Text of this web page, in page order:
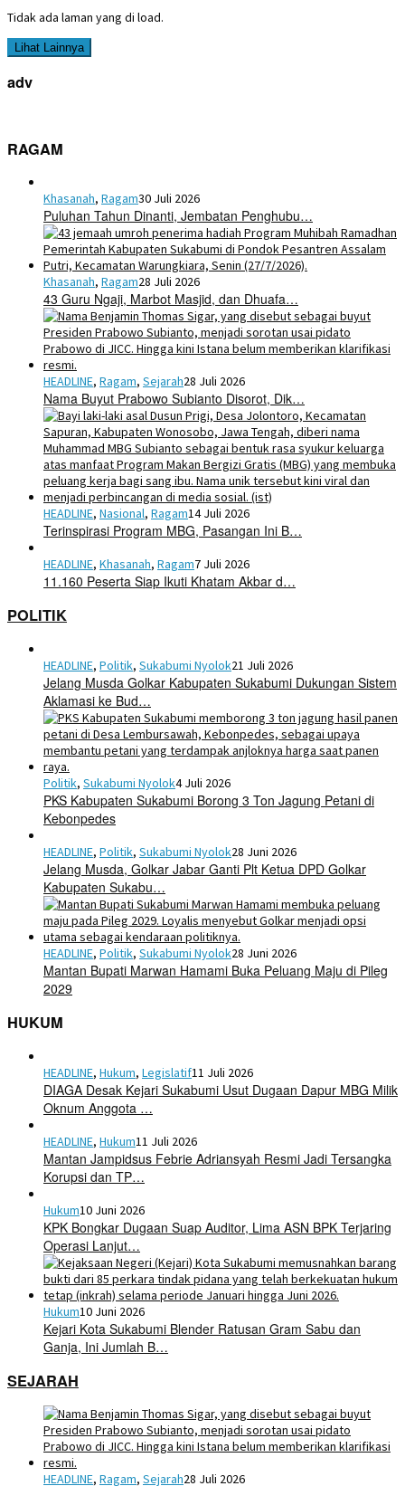
Tidak ada laman yang di load.
Lihat Lainnya
adv
RAGAM
Khasanah, Ragam30 Juli 2026
Puluhan Tahun Dinanti, Jembatan Penghubu…
Khasanah, Ragam28 Juli 2026
43 Guru Ngaji, Marbot Masjid, dan Dhuafa…
HEADLINE, Ragam, Sejarah28 Juli 2026
Nama Buyut Prabowo Subianto Disorot, Dik…
HEADLINE, Nasional, Ragam14 Juli 2026
Terinspirasi Program MBG, Pasangan Ini B…
HEADLINE, Khasanah, Ragam7 Juli 2026
11.160 Peserta Siap Ikuti Khatam Akbar d…
POLITIK
HEADLINE, Politik, Sukabumi Nyolok21 Juli 2026
Jelang Musda Golkar Kabupaten Sukabumi Dukungan Sistem
Aklamasi ke Bud…
Politik, Sukabumi Nyolok4 Juli 2026
PKS Kabupaten Sukabumi Borong 3 Ton Jagung Petani di
Kebonpedes
HEADLINE, Politik, Sukabumi Nyolok28 Juni 2026
Jelang Musda, Golkar Jabar Ganti Plt Ketua DPD Golkar
Kabupaten Sukabu…
HEADLINE, Politik, Sukabumi Nyolok28 Juni 2026
Mantan Bupati Marwan Hamami Buka Peluang Maju di Pileg
2029
HUKUM
HEADLINE, Hukum, Legislatif11 Juli 2026
DIAGA Desak Kejari Sukabumi Usut Dugaan Dapur MBG Milik
Oknum Anggota …
HEADLINE, Hukum11 Juli 2026
Mantan Jampidsus Febrie Adriansyah Resmi Jadi Tersangka
Korupsi dan TP…
Hukum10 Juni 2026
KPK Bongkar Dugaan Suap Auditor, Lima ASN BPK Terjaring
Operasi Lanjut…
Hukum10 Juni 2026
Kejari Kota Sukabumi Blender Ratusan Gram Sabu dan
Ganja, Ini Jumlah B…
SEJARAH
HEADLINE, Ragam, Sejarah28 Juli 2026